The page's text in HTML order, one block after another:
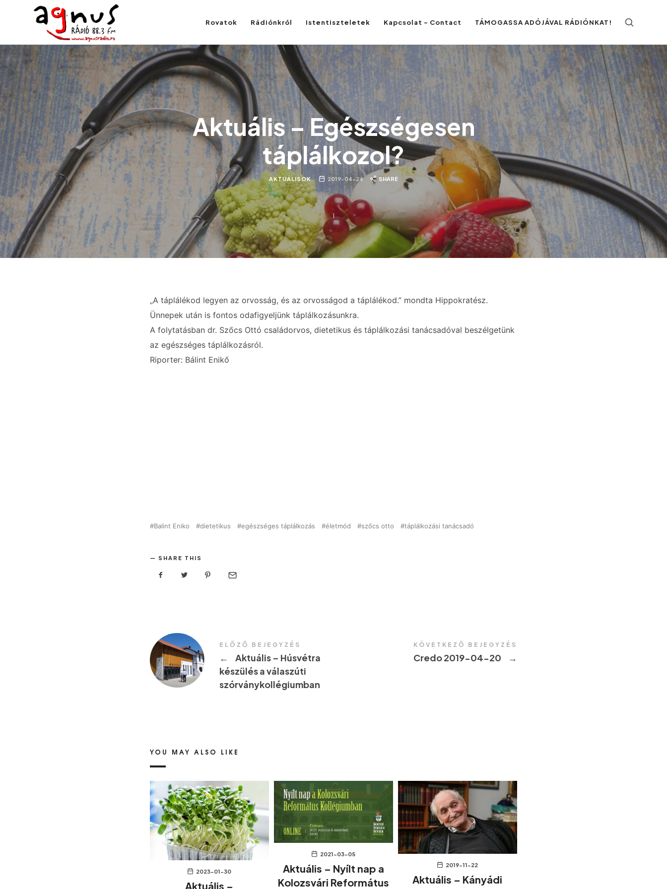
Agnus Rádió
Kolozsvár közösségi rádiója
Rovatok Rádiónkról Istentiszteletek Kapcsolat – Contact TÁMOGASSA ADÓJÁVAL RÁDIÓNKAT!
Aktuális – Egészségesen
táplálkozol?
AKTUÁLISOK 2019-04-24 SHARE
„A táplálékod legyen az orvosság, és az orvosságod a táplálékod.” mondta Hippokratész.
Ünnepek után is fontos odafigyeljünk táplálkozásunkra.
A folytatásban dr. Szőcs Ottó családorvos, dietetikus és táplálkozási tanácsadóval beszélgetünk
az egészséges táplálkozásról.
Riporter: Bálint Enikő
Balint Eniko dietetikus egészséges táplálkozás életmód szőcs otto táplálkozási tanácsadó
SHARE THIS
ELŐZŐ BEJEGYZÉS
←
Aktuális – Húsvétra
készülés a válaszúti
szórványkollégiumban
KÖVETKEZŐ BEJEGYZÉS
Credo 2019-04-20 →
YOU MAY ALSO LIKE
2023-01-30
Aktuális –
2021-03-05
Aktuális – Nyílt nap a
Kolozsvári Református
2019-11-22
Aktuális – Kányádi